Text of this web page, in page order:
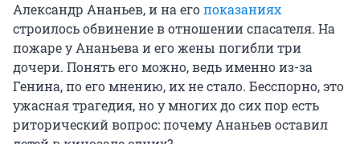
Александр Ананьев, и на егопоказаниях
строилось обвинение в отношении спасателя. На
пожаре у Ананьева и его жены погибли три
дочери. Понять его можно, ведь именно из-за
Генина, по его мнению, их не стало. Бесспорно, это
ужасная трагедия, но у многих до сих пор есть
риторический вопрос: почему Ананьев оставил